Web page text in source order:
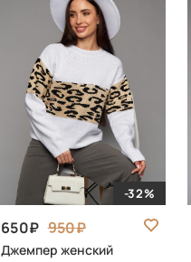
-32%
650 950
Джемпер женский